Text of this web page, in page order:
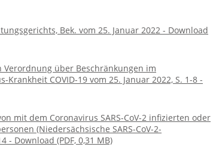
Bek. vom 25. Januar 2022 - Download
über Beschränkungen im
COVID-19 vom 25. Januar 2022, S. 1-8 -
mit dem Coronavirus SARS-CoV-2 infizierten oder
(Niedersächsische SARS-CoV-2-
- Download (PDF, 0,31 MB)